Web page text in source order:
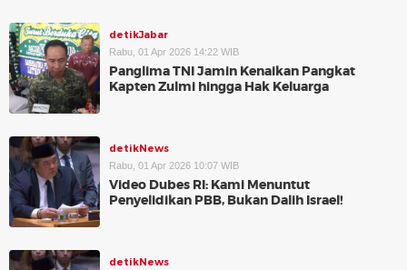
detikJabar
Rabu, 01 Apr 2026 14:22 WIB
Panglima TNI Jamin Kenaikan Pangkat
Kapten Zulmi hingga Hak Keluarga
detikNews
Rabu, 01 Apr 2026 10:07 WIB
Video Dubes RI: Kami Menuntut
Penyelidikan PBB, Bukan Dalih Israel!
detikNews